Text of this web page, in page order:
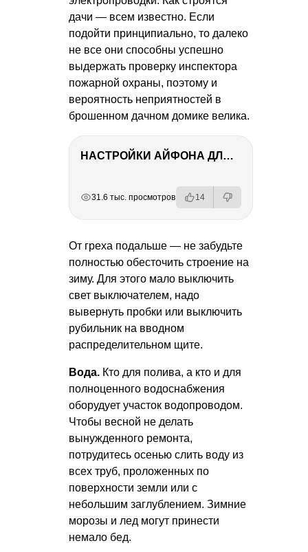
дачи — всем известно. Если
подойти принципиально, то далеко
не все они способны успешно
выдержать проверку инспектора
пожарной охраны, поэтому и
вероятность неприятностей в
брошенном дачном домике велика.
НАСТРОЙКИ АЙФОНА ДЛЯ ФОТО И ВИДЕО
31.6 тыс. просмотров 14
От греха подальше — не забудьте
полностью обесточить строение на
зиму. Для этого мало выключить
свет выключателем, надо
вывернуть пробки или выключить
рубильник на вводном
распределительном щите.
Вода. Кто для полива, а кто и для
полноценного водоснабжения
оборудует участок водопроводом.
Чтобы весной не делать
вынужденного ремонта,
потрудитесь осенью слить воду из
всех труб, проложенных по
поверхности земли или с
небольшим заглублением. Зимние
морозы и лед могут принести
немало бед.